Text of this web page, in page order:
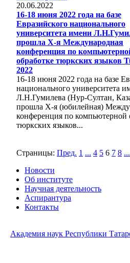
20.06.2022
16-18 июня 2022 года на базе
Евразийского национального
университета имени
прошла X-я Международная
конференция по
обработке тюркских языков
2022
16-18 июня 2022 года на базе
национального университета
Л.Н.Гумилева (Нур-Султан,
прошла X-я (юбилейная)
конференция по компьютерной
тюркских языков...
Страницы: Пред. 1 ... 4 5 6 7 8 ...
Новости
Об институте
Научная деятельность
Аспирантура
Контакты
Академия наук Республики